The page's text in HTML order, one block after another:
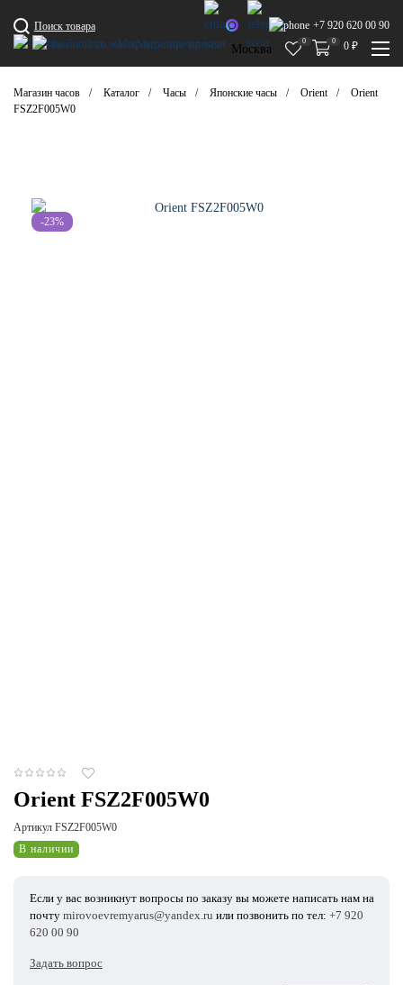
Поиск товара +7 920 620 00 90
Москва
0 0 0 ₽
Магазин часов Каталог Часы Японские часы Orient
Orient
FSZ2F005W0
-23%
Orient FSZ2F005W0
Артикул FSZ2F005W0
В наличии
Если у вас возникнут вопросы по заказу вы можете написать нам на
почту mirovoevremyarus@yandex.ru или позвонить по тел: +7 920
620 00 90
Задать вопрос